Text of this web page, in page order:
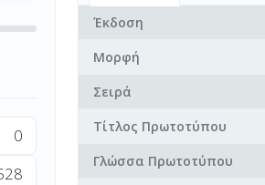
0
Έκδοση
Μορφή
Σειρά
Τίτλος Πρωτοτύπου
Γλώσσα Πρωτοτύπου